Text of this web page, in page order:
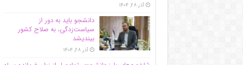
آذر ۲۸, ۱۴۰۴
دانشجو باید به دور از
سیاست‌زدگی، به صلاح کشور
بیندیشد
آذر ۲۸, ۱۴۰۴